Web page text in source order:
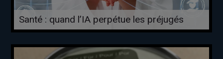
Santé : quand l’IA perpétue les préjugés